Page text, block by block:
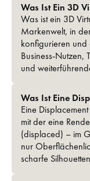
Was Ist Ein 3D
Was ist ein 3D
Markenwelt, in
konfigurieren und
Business-Nutzen,
und
Was Ist Eine
Eine
mit der eine
(displaced) – im
nur
scharfe